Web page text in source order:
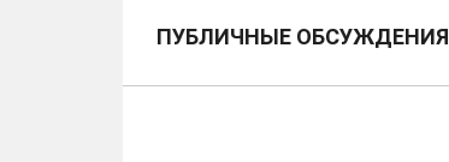
ПУБЛИЧНЫЕ ОБСУЖДЕНИЯ